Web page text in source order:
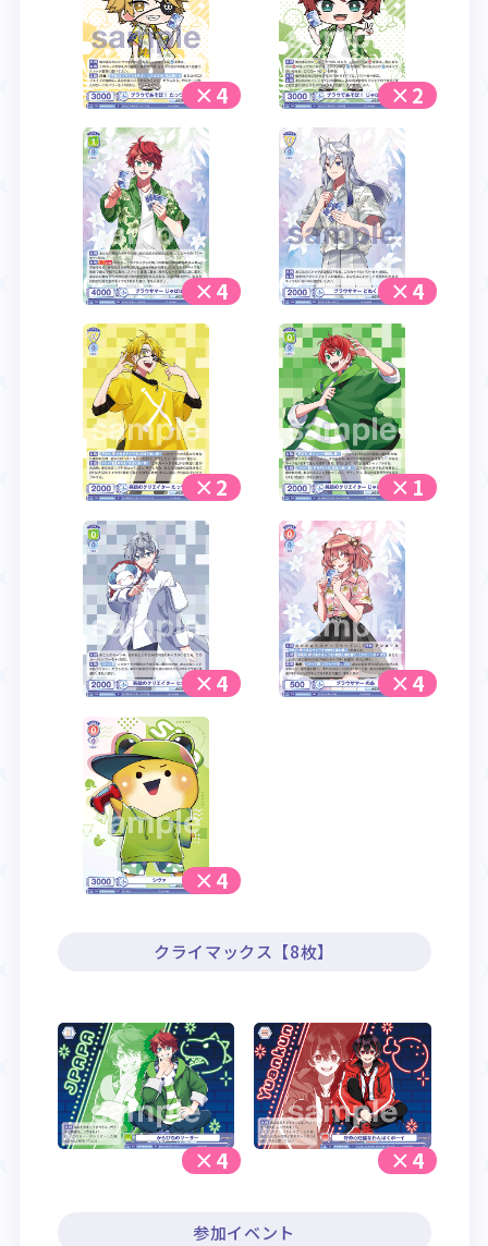
×4 ×2
×4 ×4
×2 ×1
×4 ×4
×4
クライマックス【8枚】
×4 ×4
参加イベント